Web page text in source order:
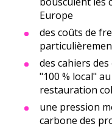
Europe
des coûts de
des cahiers
"100 % local"
restauration
une pression
carbone des